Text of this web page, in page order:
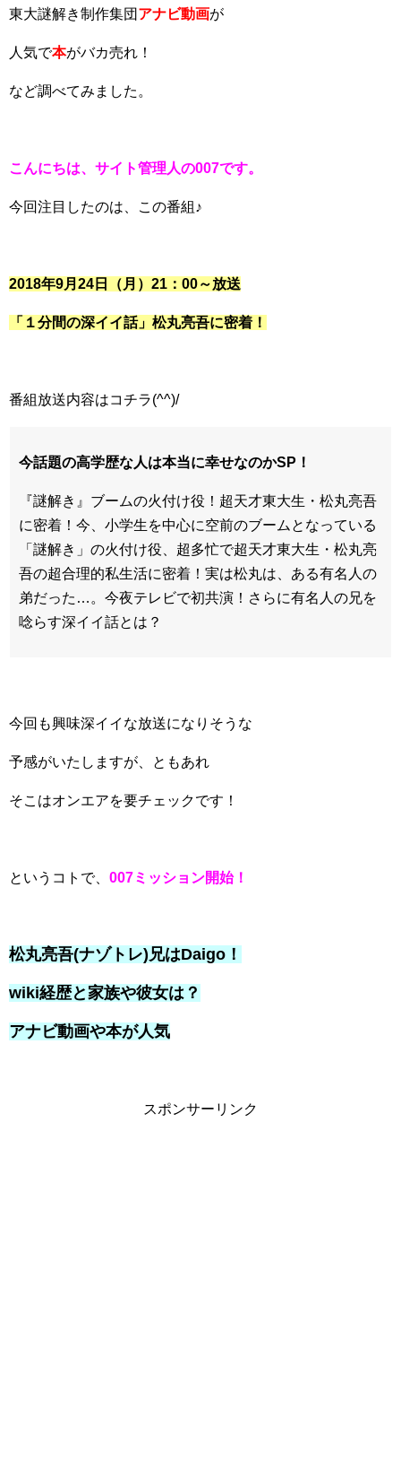
東大謎解き制作集団 アナビ動画が
人気で本がバカ売れ！
など調べてみました。
こんにちは、サイト管理人の007です。
今回注目したのは、この番組♪
2018年9月24日（月）21：00～放送
「 １分間の深イイ話」松丸亮吾に密着！
番組放送内容はコチラ(^^)/
今話題の高学歴な人は本当に幸せなのかSP！
『謎解き』ブームの火付け役！超天才東大生・松丸亮吾
に密着！今、小学生を中心に空前のブームとなっている
「謎解き」の火付け役、超多忙で超天才東大生・松丸亮
吾の超合理的私生活に密着！実は松丸は、ある有名人の
弟だった…。今夜テレビで初共演！さらに有名人の兄を
唸らす深イイ話とは？
今回も興味深イイな放送になりそうな
予感がいたしますが、ともあれ
そこはオンエアを要チェックです！
というコトで、 007ミッション開始！
松丸亮吾(ナゾトレ)兄はDaigo！
wiki経歴と家族や彼女は？
アナビ動画や本が人気
スポンサーリンク